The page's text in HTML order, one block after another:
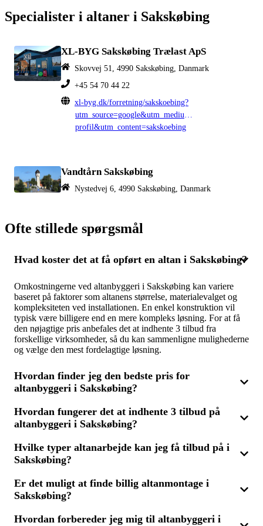
Specialister i altaner i Sakskøbing
XL-BYG Sakskøbing Trælast ApS
Skovvej 51, 4990 Sakskøbing, Danmark
+45 54 70 44 22
xl-byg.dk/forretning/sakskoebing?
profil&utm_content=sakskoebing
Vandtårn Sakskøbing
Nystedvej 6, 4990 Sakskøbing, Danmark
Ofte stillede spørgsmål
Hvad koster det at få opført en altan i Sakskøbing?
Omkostningerne ved altanbyggeri i Sakskøbing kan variere
baseret på faktorer som altanens størrelse, materialevalget og
kompleksiteten ved installationen. En enkel konstruktion vil
typisk være billigere end en mere kompleks løsning. For at få
den nøjagtige pris anbefales det at indhente 3 tilbud fra
forskellige virksomheder, så du kan sammenligne mulighederne
og vælge den mest fordelagtige løsning.
Hvordan finder jeg den bedste pris for
altanbyggeri i Sakskøbing?
For at opnå den bedste pris på altanbyggeri i Sakskøbing, bør
du indhente 3 tilbud fra forskellige firmaer, som har
sammenligne priser, kvalitet og tidligere projekter kan du vælge
den virksomhed, der tilbyder både god service og pris.
Hvordan fungerer det at indhente 3 tilbud på
altanbyggeri i Sakskøbing?
Ved at indhente 3 tilbud på altanbyggeri i Sakskøbing, starter
du med at beskrive dine behov, såsom altanens størrelse,
tre forskellige virksomheder, der kan assistere med dit projekt.
Du har derefter mulighed for at sammenligne tilbuddene og
vælge det mest favorable.
Hvilke typer altanarbejde kan jeg få tilbud på i
Sakskøbing?
Du kan få tilbud på en række altanarbejder i Sakskøbing,
inklusive nybyggeri, renovering og montering. Hvis du allerede
vælge at få en helt ny altan, hvis bygningen tillader det. Ved at
Er det muligt at finde billig altanmontage i
Sakskøbing?
Ja, du kan finde økonomisk fordelagtig altanmontage i
Hvordan forbereder jeg mig til altanbyggeri i